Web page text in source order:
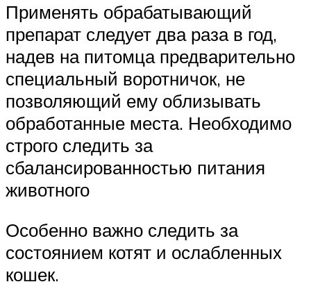
Применять обрабатывающий
препарат следует два раза в год,
надев на питомца предварительно
специальный воротничок, не
позволяющий ему облизывать
обработанные места. Необходимо
строго следить за
сбалансированностью питания
животного
Особенно важно следить за
состоянием котят и ослабленных
кошек.